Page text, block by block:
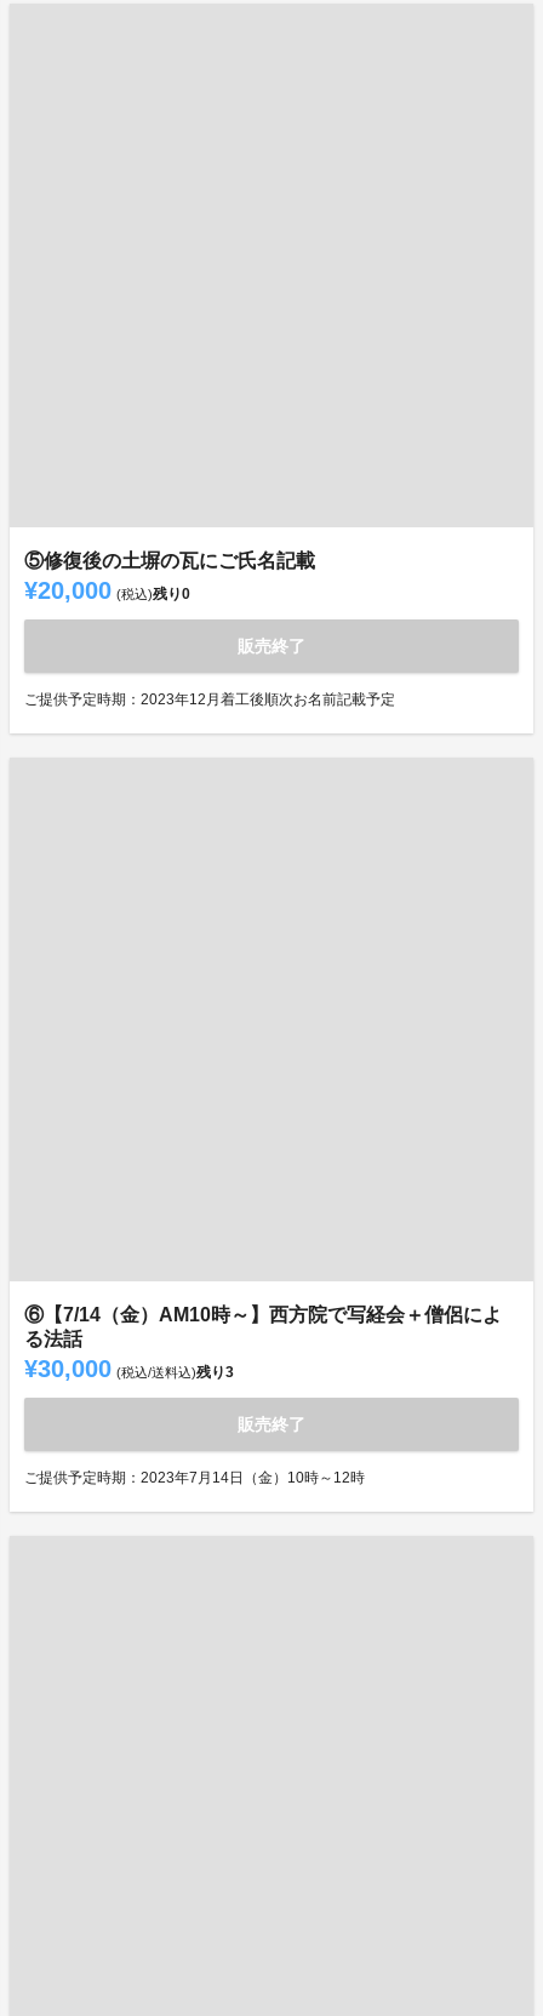
⑤修復後の土塀の瓦にご氏名記載
¥20,000 (税込)残り0
販売終了
ご提供予定時期：2023年12月着工後順次お名前記載予定
⑥【7/14（金）AM10時～】西方院で写経会＋僧侶によ
る法話
¥30,000 (税込/送料込)残り3
販売終了
ご提供予定時期：2023年7月14日（金）10時～12時